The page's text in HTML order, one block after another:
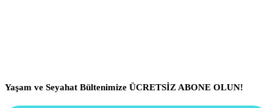
Yaşam ve Seyahat Bültenimize ÜCRETSİZ ABONE OLUN!